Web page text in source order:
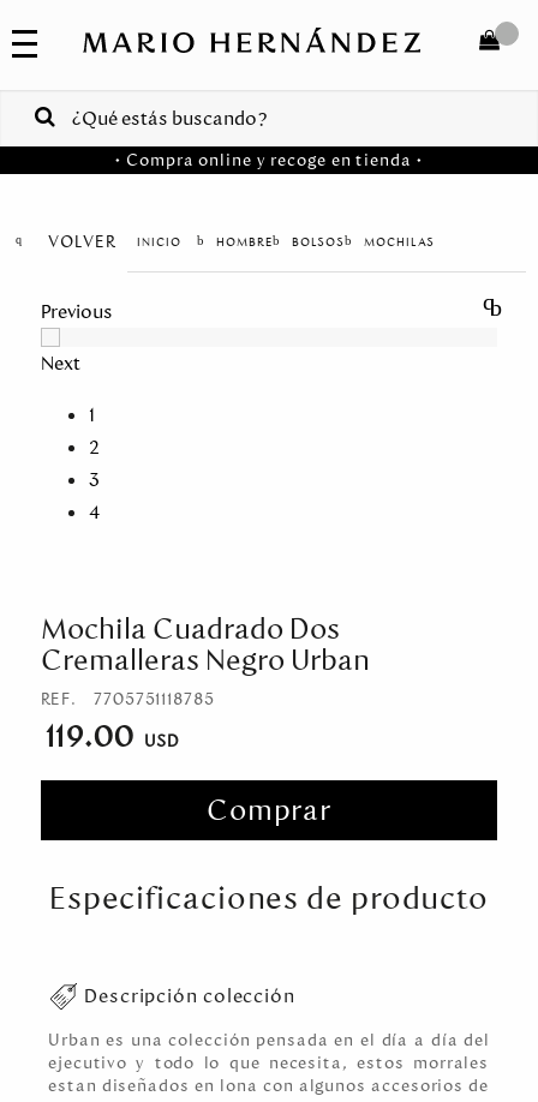
COLECCIONES
VENTAS
CORPORATIVAS COMPRAR
• Compra online y recoge en tienda •
VOLVER HOMBRE BOLSOS MOCHILAS
Previous
Next
1
2
3
4
Mochila Cuadrado Dos
Cremalleras Negro Urban
REF. 7705751118785
119.00
Comprar
Especificaciones de producto
Descripción colección
Urban es una colección pensada en el día a día del
ejecutivo y todo lo que necesita, estos morrales
estan diseñados en lona con algunos accesorios de